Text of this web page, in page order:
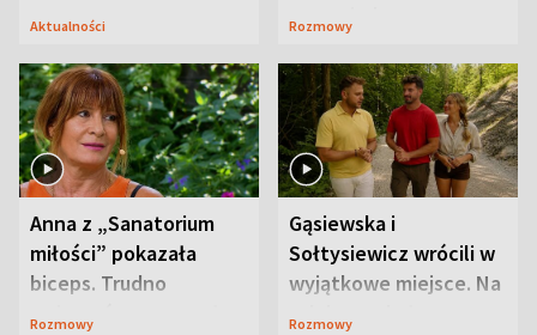
Aktualności
zapowiada
Rozmowy
Anna z „Sanatorium
miłości” pokazała
biceps. Trudno
uwierzyć, co przeszła
Rozmowy
Gąsiewska i
Sołtysiewicz wrócili w
wyjątkowe miejsce. Na
szlaku czekał
Rozmowy